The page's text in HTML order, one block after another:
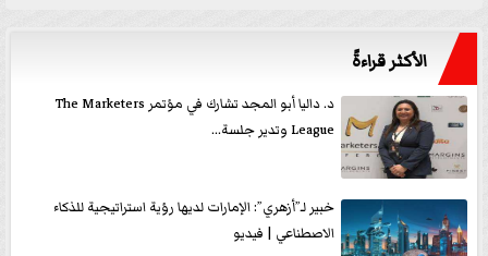
الأكثر قراءةً
د. داليا أبو المجد تشارك في مؤتمر The Marketers
League وتدير جلسة...
خبير لـ”أزهري”: الإمارات لديها رؤية استراتيجية للذكاء
الاصطناعي | فيديو